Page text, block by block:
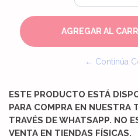
← Continúa
ESTE PRODUCTO ESTÁ
PARA COMPRA EN NUESTRA
TRAVÉS DE WHATSAPP. NO
VENTA EN TIENDAS FÍSICAS.